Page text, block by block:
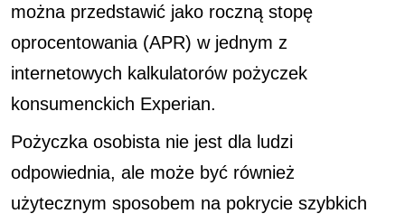
można przedstawić jako roczną stopę
oprocentowania (APR) w jednym z
internetowych kalkulatorów pożyczek
konsumenckich Experian.
Pożyczka osobista nie jest dla ludzi
odpowiednia, ale może być również
użytecznym sposobem na pokrycie szybkich